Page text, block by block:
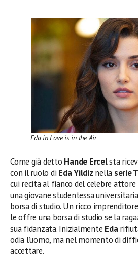
Eda in Love is in the Air
Come già detto Hande Ercelsta
con il ruolo di Eda Yildiz nella serie
cui recita al fianco del celebre attore
una giovane studentessa
borsa di studio. Un ricco
le offre una borsa di studio se la
sua fidanzata. Inizialmente Eda
odia l’uomo, ma nel momento di
accettare.